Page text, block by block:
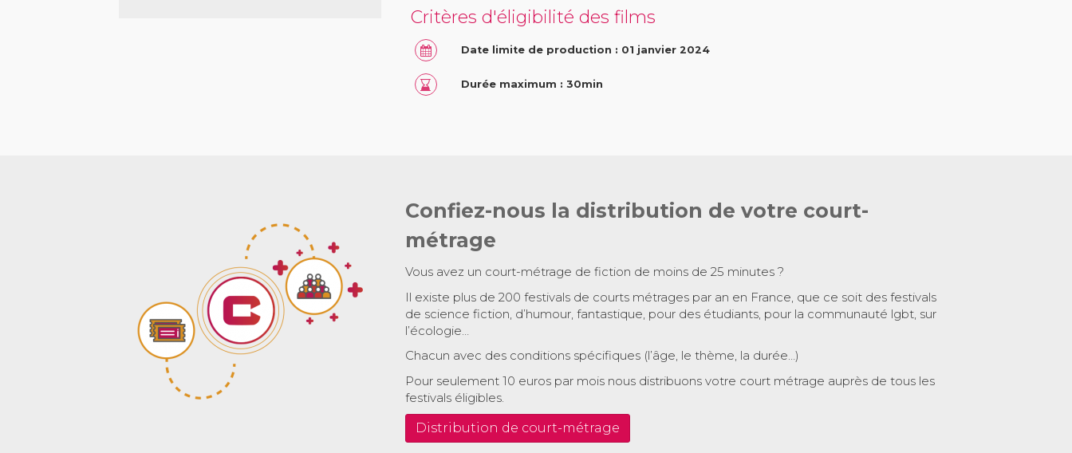
Critères d'éligibilité des films
Date limite de production : 01 janvier 2024
Durée maximum : 30min
Confiez-nous la distribution de votre court-
métrage
Vous avez un court-métrage de fiction de moins de 25 minutes ?
Il existe plus de 200 festivals de courts métrages par an en France, que ce soit des festivals
de science fiction, d’humour, fantastique, pour des étudiants, pour la communauté lgbt, sur
l’écologie…
Chacun avec des conditions spécifiques (l’âge, le thème, la durée…)
Pour seulement 10 euros par mois nous distribuons votre court métrage auprès de tous les
festivals éligibles.
Distribution de court-métrage